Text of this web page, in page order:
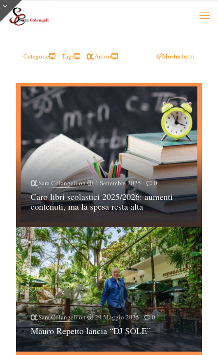
Categorie Tags Autori Mostra tutto
Sara Colangelion 4 Settembre 2025 0
Caro libri scolastici 2025/2026: aumenti
contenuti, ma la spesa resta alta
Sara Colangelion 29 Maggio 2025 0
Mauro Repetto lancia “DJ SOLE”